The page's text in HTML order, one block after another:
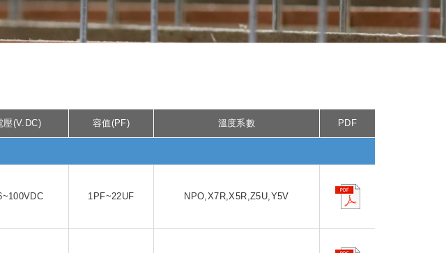
壓(V.DC) 容值(PF) 溫度系數 PDF
1PF~22UF NPO,X7R,X5R,Z5U,Y5V